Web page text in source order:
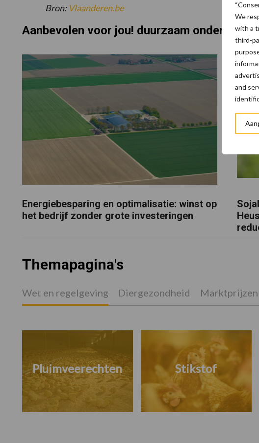
We
with a
third-
and
Bron: Vlaanderen.be
Aanbevolen voor jou! duurzaam ondernemen
Energiebesparing en optimalisatie: winst op
het bedrijf zonder grote investeringen
Themapagina's
Wet en regelgeving Diergezondheid Marktprijzen
Pluimveerechten Stikstof